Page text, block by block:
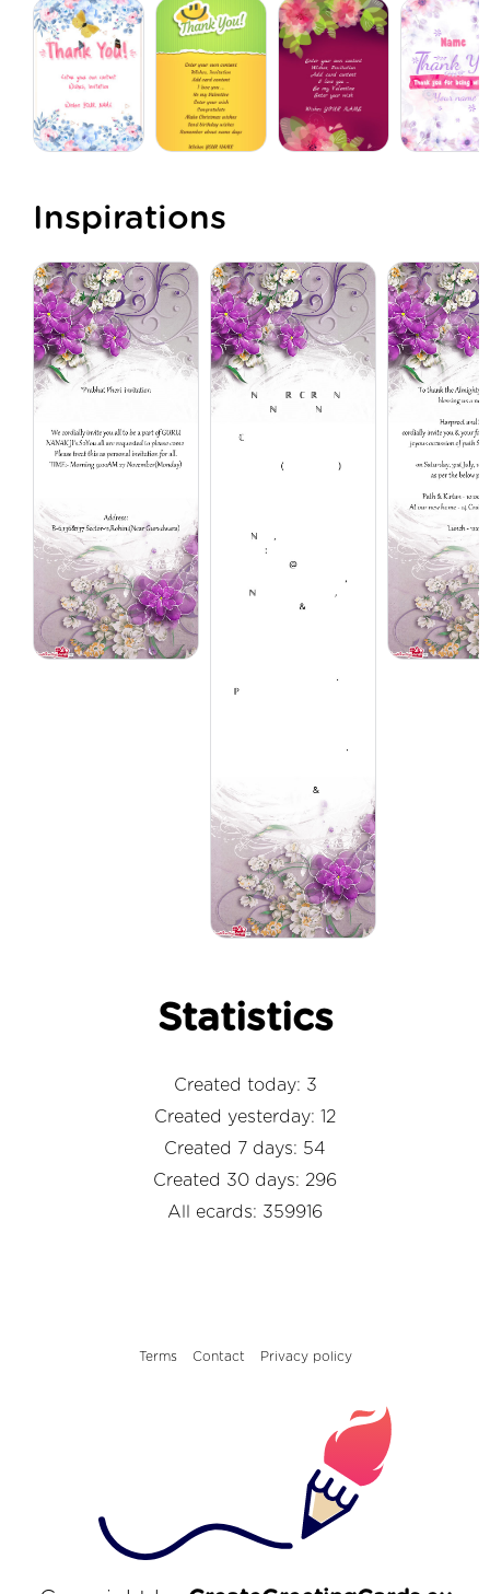
Inspirations
Statistics
Created today: 3
Created yesterday: 12
Created 7 days: 54
Created 30 days: 296
All ecards: 359916
Terms Contact Privacy policy